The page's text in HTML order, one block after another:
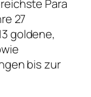
Para
27
goldene,
bis zur